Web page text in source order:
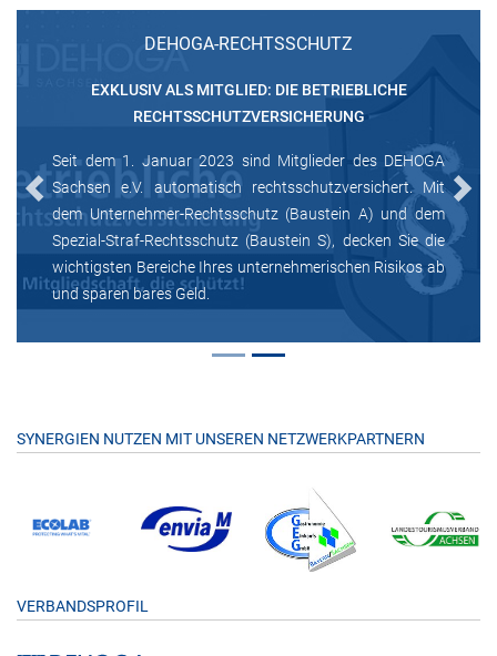
DEHOGA-RECHTSSCHUTZ
EXKLUSIV ALS MITGLIED: DIE BETRIEBLICHE
RECHTSSCHUTZVERSICHERUNG
Seit dem 1. Januar 2023 sind Mitglieder des DEHOGA
Sachsen e.V. automatisch rechtsschutzversichert. Mit
dem Unternehmer-Rechtsschutz (Baustein A) und dem
Spezial-Straf-Rechtsschutz (Baustein S), decken Sie die
wichtigsten Bereiche Ihres unternehmerischen Risikos ab
und sparen bares Geld.
Previous Next
SYNERGIEN NUTZEN MIT UNSEREN NETZWERKPARTNERN
VERBANDSPROFIL